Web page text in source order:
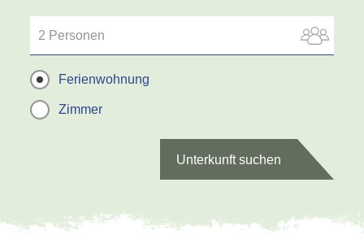
2 Personen
Ferienwohnung
Zimmer
Unterkunft suchen